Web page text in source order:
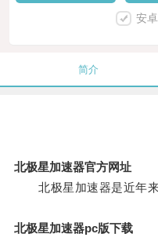
安
简介
北极星加速器官方网址
北极星加速器是近年来
北极星加速器pc版下载